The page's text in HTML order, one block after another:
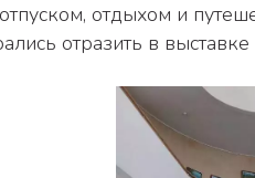
отразить в выставке